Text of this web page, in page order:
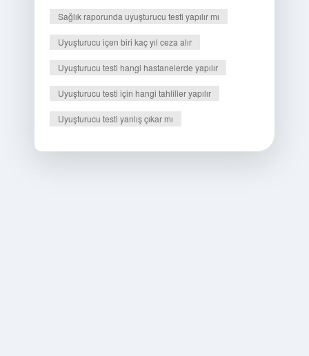
Sağlık raporunda uyuşturucu testi yapılır mı
Uyuşturucu içen biri kaç yıl ceza alır
Uyuşturucu testi hangi hastanelerde yapılır
Uyuşturucu testi için hangi tahliller yapılır
Uyuşturucu testi yanlış çıkar mı